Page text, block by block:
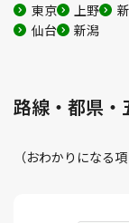
東京 上野
仙台
新潟
路線・都県・
（おわかりになる